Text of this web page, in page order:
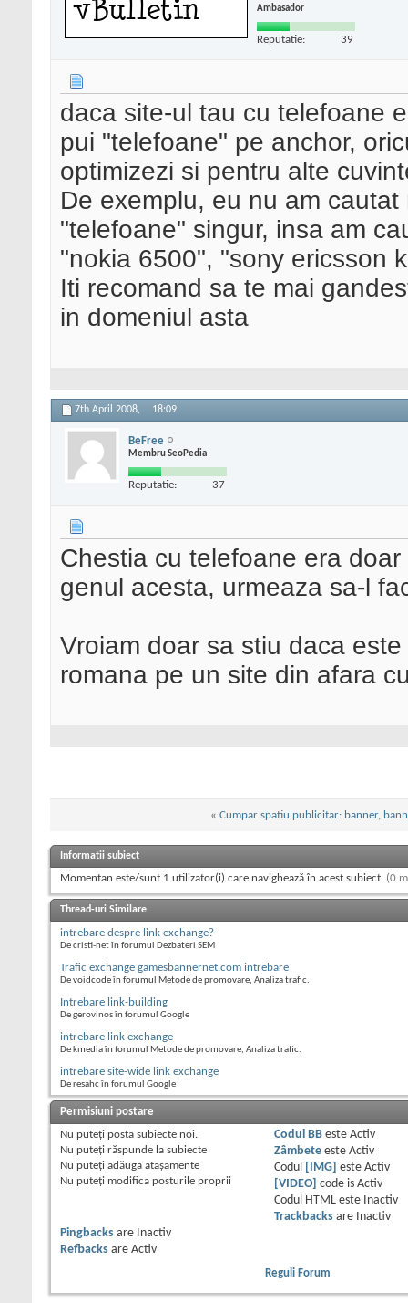
Ambasador
Reputatie: 39
daca site-ul tau cu telefoane
pui "telefoane" pe anchor,
optimizezi si pentru alte
De exemplu, eu nu am
"telefoane" singur, insa am
"nokia 6500", "sony ericsson
Iti recomand sa te mai
in domeniul asta
7th April 2008, 18:09
BeFree
Membru SeoPedia
Reputatie: 37
Chestia cu telefoane era
genul acesta, urmeaza sa-l
Vroiam doar sa stiu daca
romana pe un site din afara
« Cumpar spatiu publicitar: banner,
Informații subiect
Momentan este/sunt 1 utilizator(i) care navighează în acest subiect. (0
Thread-uri Similare
intrebare despre link exchange?
De cristi-net în forumul Dezbateri SEM
Trafic exchange gamesbannernet.com intrebare
De voidcode în forumul Metode de promovare, Analiza trafic.
Intrebare link-building
De gerovinos în forumul Google
intrebare link exchange
De kmedia în forumul Metode de promovare, Analiza trafic.
intrebare site-wide link exchange
De resahc în forumul Google
Permisiuni postare
Nu puteţi posta subiecte noi.
Nu puteţi răspunde la subiecte
Nu puteţi adăuga ataşamente
Nu puteţi modifica posturile proprii
Codul BBeste Activ
Zâmbeteeste Activ
Codul
[IMG] este Activ
[VIDEO]
code is Activ
Codul HTML este
Inactiv
Trackbacksare
Inactiv
Pingbacks are
Inactiv
Refbacks are Activ
Reguli Forum